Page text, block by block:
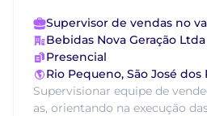
Supervisor de vendas no
Bebidas Nova Geração Ltda
Presencial
Rio Pequeno, São José dos
Supervisionar equipe de
as, orientando na execução